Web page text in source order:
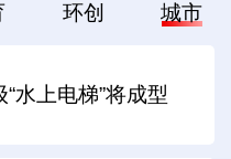
环创 城市
“水上电梯”将成型